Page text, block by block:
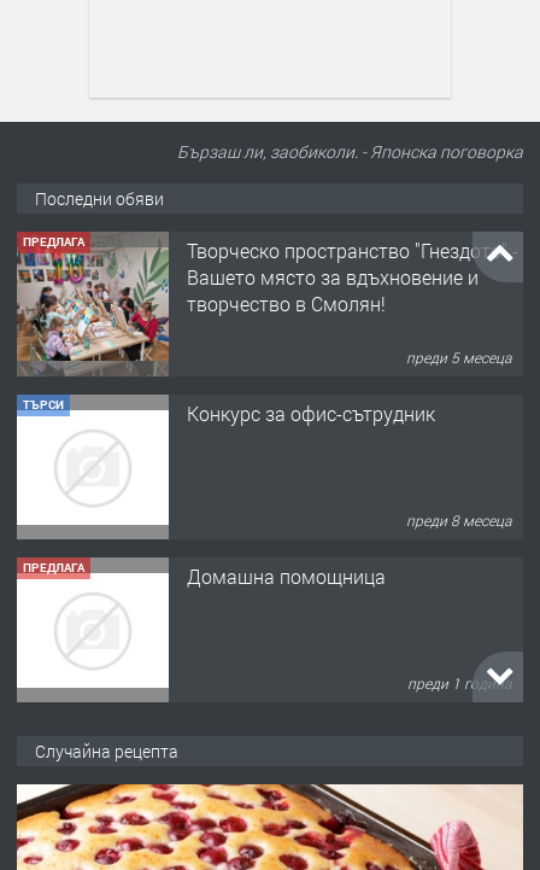
Бързаш ли, заобиколи. - Японска поговорка
Последни обяви
ПРЕДЛАГА
Творческо пространство "Гнездото" -
Вашето място за вдъхновение и
творчество в Смолян!
преди 5 месеца
ТЪРСИ Конкурс за офис-сътрудник
преди 8 месеца
ПРЕДЛАГА Домашна помощница
преди 1 година
преди 2 години
Случайна рецепта